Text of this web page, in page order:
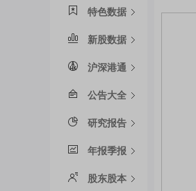
特色数据
新股数据
沪深港通
公告大全
研究报告
年报季报
股东股本